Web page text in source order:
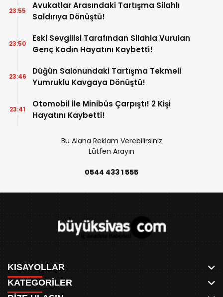
Avukatlar Arasındaki Tartışma Silahlı
Saldırıya Dönüştü!
23:55
Eski Sevgilisi Tarafından Silahla Vurulan
Genç Kadın Hayatını Kaybetti!
23:50
Düğün Salonundaki Tartışma Tekmeli
Yumruklu Kavgaya Dönüştü!
23:46
Otomobil İle Minibüs Çarpıştı! 2 Kişi
Hayatını Kaybetti!
23:41
Bu Alana Reklam Verebilirsiniz
Lütfen Arayın
0544 433 1 555
KISAYOLLAR
ANASAYFA
KATEGORİLER